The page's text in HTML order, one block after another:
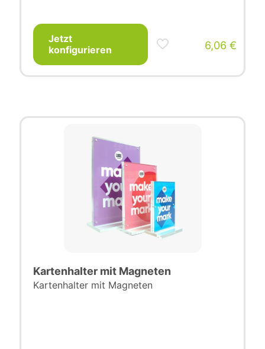
6,06 €
Jetzt
konfigurieren
Kartenhalter mit Magneten
Kartenhalter mit Magneten